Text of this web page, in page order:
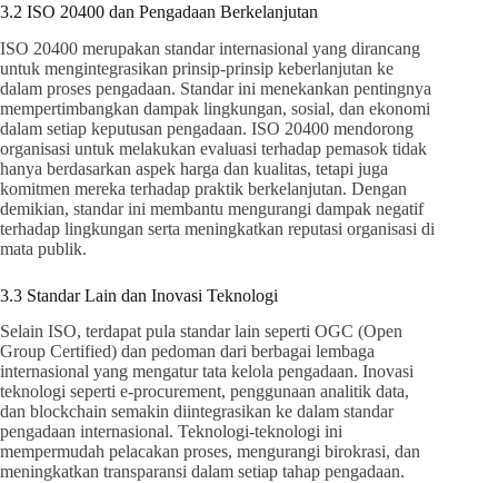
3.2 ISO 20400 dan Pengadaan Berkelanjutan
ISO 20400 merupakan standar internasional yang dirancang
untuk mengintegrasikan prinsip-prinsip keberlanjutan ke
dalam proses pengadaan. Standar ini menekankan pentingnya
mempertimbangkan dampak lingkungan, sosial, dan ekonomi
dalam setiap keputusan pengadaan. ISO 20400 mendorong
organisasi untuk melakukan evaluasi terhadap pemasok tidak
hanya berdasarkan aspek harga dan kualitas, tetapi juga
komitmen mereka terhadap praktik berkelanjutan. Dengan
demikian, standar ini membantu mengurangi dampak negatif
terhadap lingkungan serta meningkatkan reputasi organisasi di
mata publik.
3.3 Standar Lain dan Inovasi Teknologi
Selain ISO, terdapat pula standar lain seperti OGC (Open
Group Certified) dan pedoman dari berbagai lembaga
internasional yang mengatur tata kelola pengadaan. Inovasi
teknologi seperti e-procurement, penggunaan analitik data,
dan blockchain semakin diintegrasikan ke dalam standar
pengadaan internasional. Teknologi-teknologi ini
mempermudah pelacakan proses, mengurangi birokrasi, dan
meningkatkan transparansi dalam setiap tahap pengadaan.